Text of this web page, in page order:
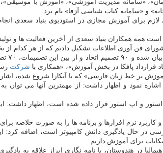
«سامانه مدیریت آموزشی»، «آموزش با موسیقی»،
و «سامانه كتاب شناسی آزفا» نام برد.
لازم برای آموزش مجازی در استودیوی بنیاد سعدی
همكاران بنیاد سعدی از آخرین فعالیت ها و
فن آوری اطلاعات تشكیل دادیم كه از هر كدام از
وی
قرارداد پافكا در بخش آموزش»، «همكاری با شركت
بر خط زبان فارسی» كه با آنكارا شروع شده،
نمود و اظهار داشت: از مهمترین آنها می توان
نرم افزارها و برنامه ها را به صورت خلاصه برای
در حال یادگیری دانش كامپیوتر است، اضافه
برای آموزش داریم.